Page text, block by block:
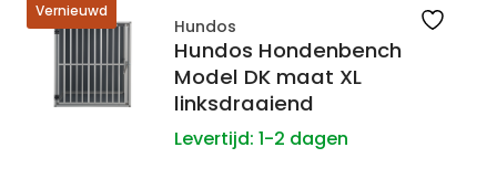
Vernieuwd
Hundos
Hundos Hondenbench
Model DK maat XL
linksdraaiend
Levertijd: 1-2 dagen